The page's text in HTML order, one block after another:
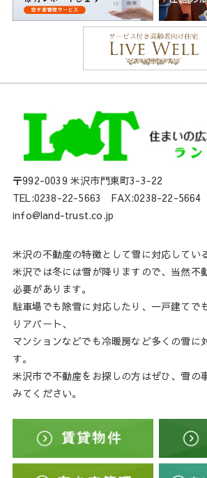
〒992-0039 米沢市門東町3-3-22
TEL:0238-22-5663 FAX:0238-22-5664
info@land-trust.co.jp
米沢の不動産の特徴として雪に対応してい
米沢では冬には雪が降りますので、当然不
必要があります。
駐車場でも除雪に対応したり、一戸建てで
りアパート、
マンションなどでも冷暖房など多くの雪に
す。
米沢市で不動産をお探しの方はぜひ、雪の
みてください。